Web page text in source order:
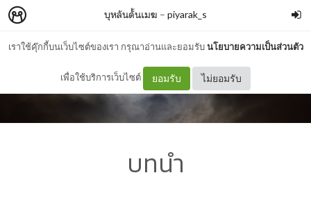
เราใช้คุ๊กกี้บนเว็บไซต์ของเรา กรุณาอ่านและยอมรับนโยบายความเป็นส่วนตัว
เพื่อใช้บริการเว็บไซต์ ยอมรับ ไม่ยอมรับ
บุหลันดั้นเมฆ – piyarak_s
บทนำ